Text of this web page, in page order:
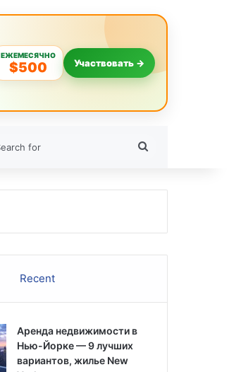
ЕЖЕМЕСЯЧНО
$500 Участвовать →
Recent
Аренда недвижимости в
Нью-Йорке — 9 лучших
вариантов, жилье New